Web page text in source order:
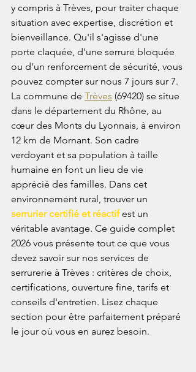
y compris à Trèves, pour traiter chaque
situation avec expertise, discrétion et
bienveillance. Qu'il s'agisse d'une
porte claquée, d'une serrure bloquée
ou d'un renforcement de sécurité, vous
pouvez compter sur nous 7 jours sur 7.
La commune de Trèves (69420) se situe
dans le département du Rhône, au
cœur des Monts du Lyonnais, à environ
12 km de Mornant. Son cadre
verdoyant et sa population à taille
humaine en font un lieu de vie
apprécié des familles. Dans cet
environnement rural, trouver un
serrurier certifié et réactif est un
véritable avantage. Ce guide complet
2026 vous présente tout ce que vous
devez savoir sur nos services de
serrurerie à Trèves : critères de choix,
certifications, ouverture fine, tarifs et
conseils d'entretien. Lisez chaque
section pour être parfaitement préparé
le jour où vous en aurez besoin.